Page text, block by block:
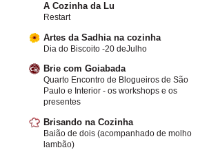
A Cozinha da Lu
Restart
Artes da Sadhia na cozinha
Dia do Biscoito -20 deJulho
Brie com Goiabada
Quarto Encontro de Blogueiros de São
Paulo e Interior - os workshops e os
presentes
Brisando na Cozinha
Baião de dois (acompanhado de molho
lambão)